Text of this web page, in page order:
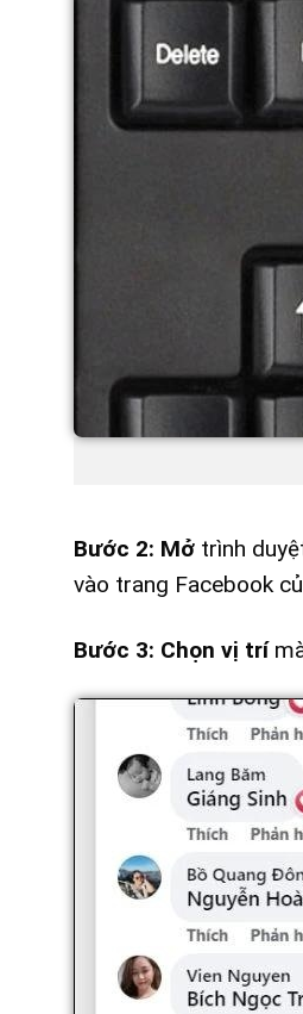
Bước 2: Mở trình
vào trang Facebook
Bước 3: Chọn vị trí